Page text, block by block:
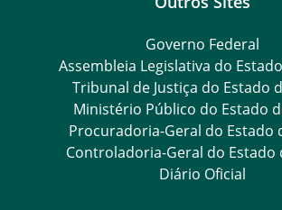
Governo Federal
Assembleia Legislativa do
Tribunal de Justiça do Estado
Ministério Público do Estado
Procuradoria-Geral do Estado
Controladoria-Geral do Estado
Diário Oficial